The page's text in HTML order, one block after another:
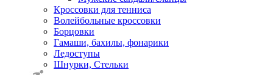
Кроссовки для тенниса
Волейбольные кроссовки
Борцовки
Гамаши, бахилы, фонарики
Ледоступы
Шнурки, Стельки